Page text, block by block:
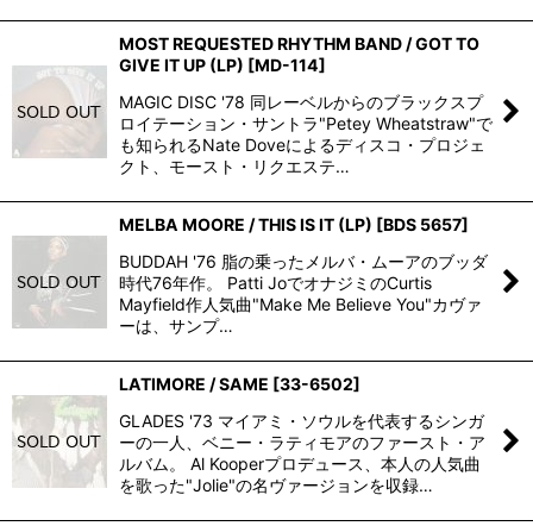
MOST REQUESTED RHYTHM BAND / GOT TO
GIVE IT UP (LP) [MD-114]
MAGIC DISC '78 同レーベルからのブラックスプ
ロイテーション・サントラ"Petey Wheatstraw"で
も知られるNate Doveによるディスコ・プロジェ
クト、モースト・リクエステ…
MELBA MOORE / THIS IS IT (LP) [BDS 5657]
BUDDAH '76 脂の乗ったメルバ・ムーアのブッダ
時代76年作。 Patti JoでオナジミのCurtis
Mayfield作人気曲"Make Me Believe You"カヴァ
ーは、サンプ…
LATIMORE / SAME [33-6502]
GLADES '73 マイアミ・ソウルを代表するシンガ
ーの一人、ベニー・ラティモアのファースト・ア
ルバム。 Al Kooperプロデュース、本人の人気曲
を歌った"Jolie"の名ヴァージョンを収録…